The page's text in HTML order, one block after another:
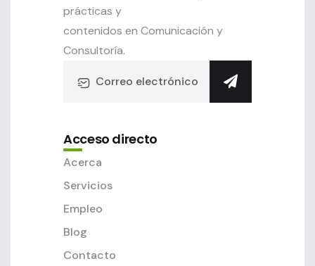
prácticas y
contenidos en Comunicación y
Consultoría.
Acceso directo
Acerca
Servicios
Empleo
Blog
Contacto